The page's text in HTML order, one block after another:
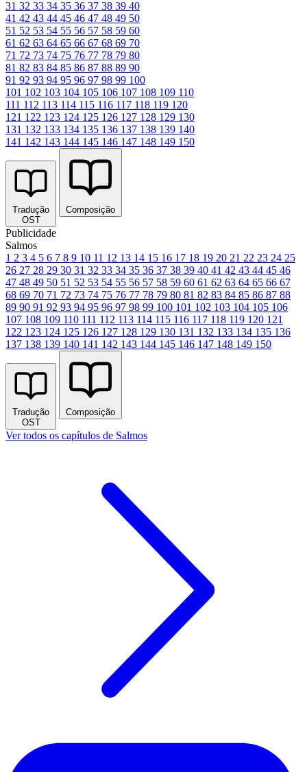
31 32 33 34 35 36 37 38 39 40
41 42 43 44 45 46 47 48 49 50
51 52 53 54 55 56 57 58 59 60
61 62 63 64 65 66 67 68 69 70
71 72 73 74 75 76 77 78 79 80
81 82 83 84 85 86 87 88 89 90
91 92 93 94 95 96 97 98 99 100
101 102 103 104 105 106 107 108 109 110
111 112 113 114 115 116 117 118 119 120
121 122 123 124 125 126 127 128 129 130
131 132 133 134 135 136 137 138 139 140
141 142 143 144 145 146 147 148 149 150
Tradução
OST
Composição
Publicidade
Salmos
1 2 3 4 5 6 7 8 9 10 11 12 13 14 15 16 17 18 19 20 21 22 23 24 25
26 27 28 29 30 31 32 33 34 35 36 37 38 39 40 41 42 43 44 45 46
47 48 49 50 51 52 53 54 55 56 57 58 59 60 61 62 63 64 65 66 67
68 69 70 71 72 73 74 75 76 77 78 79 80 81 82 83 84 85 86 87 88
89 90 91 92 93 94 95 96 97 98 99 100 101 102 103 104 105 106
107 108 109 110 111 112 113 114 115 116 117 118 119 120 121
122 123 124 125 126 127 128 129 130 131 132 133 134 135 136
137 138 139 140 141 142 143 144 145 146 147 148 149 150
Tradução
OST
Composição
Ver todos os capítulos de Salmos